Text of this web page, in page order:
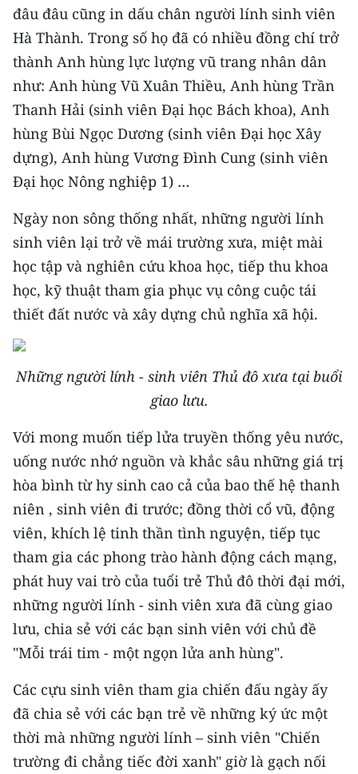
Media Y tế
Media Khoa học - Công nghệ
Media Môi trường
Infographic
TIN ĐỊA PHƯƠNG
Trung du và miền núi phía Bắc
Đồng bằng sông Hồng
Bắc Trung Bộ
Duyên hải Nam Trung Bộ và Tây
Đông Nam Bộ
Đồng bằng sông Cửu Long
Chuyên trang Hà Nội
Chuyên trang TP. Hồ Chí Minh
CHUYÊN ĐỀ
CÁC CHUYÊN TRANG
THỜI NAY
NHÂN DÂN CUỐI TUẦN
đâu đâu cũng in dấu chân người lính sinh viên
Hà Thành. Trong số họ đã có nhiều đồng chí trở
thành Anh hùng lực lượng vũ trang nhân dân
như: Anh hùng Vũ Xuân Thiều, Anh hùng Trần
Thanh Hải (sinh viên Đại học Bách khoa), Anh
hùng Bùi Ngọc Dương (sinh viên Đại học Xây
dựng), Anh hùng Vương Đình Cung (sinh viên
Đại học Nông nghiệp 1) …
Ngày non sông thống nhất, những người lính
sinh viên lại trở về mái trường xưa, miệt mài
học tập và nghiên cứu khoa học, tiếp thu khoa
học, kỹ thuật tham gia phục vụ công cuộc tái
thiết đất nước và xây dựng chủ nghĩa xã hội.
Những người lính - sinh viên Thủ đô xưa tại buổi
giao lưu.
Với mong muốn tiếp lửa truyền thống yêu nước,
uống nước nhớ nguồn và khắc sâu những giá trị
hòa bình từ hy sinh cao cả của bao thế hệ thanh
niên , sinh viên đi trước; đồng thời cổ vũ, động
viên, khích lệ tinh thần tình nguyện, tiếp tục
tham gia các phong trào hành động cách mạng,
phát huy vai trò của tuổi trẻ Thủ đô thời đại mới,
những người lính - sinh viên xưa đã cùng giao
lưu, chia sẻ với các bạn sinh viên với chủ đề
"Mỗi trái tim - một ngọn lửa anh hùng".
Các cựu sinh viên tham gia chiến đấu ngày ấy
đã chia sẻ với các bạn trẻ về những ký ức một
thời mà những người lính – sinh viên "Chiến
trường đi chẳng tiếc đời xanh" giờ là gạch nối